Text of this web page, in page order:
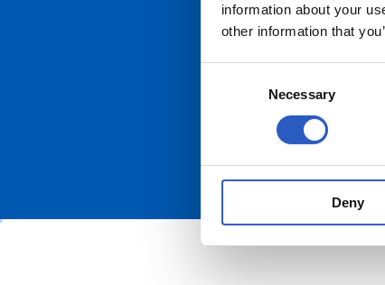
information about your
other information that
Necessary
Deny